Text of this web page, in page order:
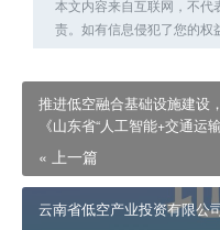
本文内容来自互联网，不代
责。如有信息侵犯了您的权
推进低空融合基础设施建设
《山东省“人工智能+交通运
« 上一篇
云南省低空产业投资有限公